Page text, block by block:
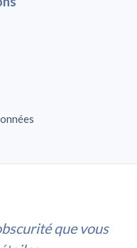
que vous